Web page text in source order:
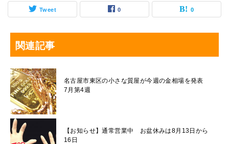
Tweet 0 0
関連記事
名古屋市東区の小さな質屋が今週の金相場を発表
7月第4週
【お知らせ】通常営業中 お盆休みは8月13日から
16日